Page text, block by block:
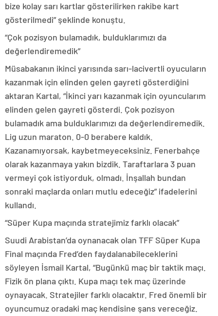
bize kolay sarı kartlar gösterilirken rakibe kart
gösterilmedi” şeklinde konuştu.
“Çok pozisyon bulamadık, bulduklarımızı da
değerlendiremedik”
Müsabakanın ikinci yarısında sarı-lacivertli oyucuların
kazanmak için elinden gelen gayreti gösterdiğini
aktaran Kartal, “İkinci yarı kazanmak için oyuncularım
elinden gelen gayreti gösterdi. Çok pozisyon
bulamadık ama bulduklarımızı da değerlendiremedik.
Lig uzun maraton. 0-0 berabere kaldık.
Kazanamıyorsak, kaybetmeyeceksiniz. Fenerbahçe
olarak kazanmaya yakın bizdik. Taraftarlara 3 puan
vermeyi çok istiyorduk, olmadı. İnşallah bundan
sonraki maçlarda onları mutlu edeceğiz” ifadelerini
kullandı.
“Süper Kupa maçında stratejimiz farklı olacak”
Suudi Arabistan’da oynanacak olan TFF Süper Kupa
Final maçında Fred’den faydalanabileceklerini
söyleyen İsmail Kartal, “Bugünkü maç bir taktik maçı.
Fizik ön plana çıktı. Kupa maçı tek maç üzerinde
oynayacak. Stratejiler farklı olacaktır. Fred önemli bir
oyuncumuz oradaki maç kendisine şans vereceğiz.